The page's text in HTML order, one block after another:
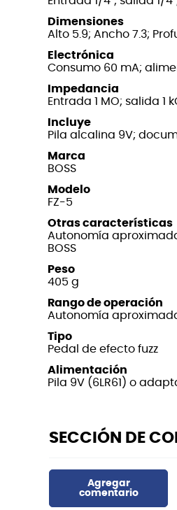
Dimensiones
Alto 5.9; Ancho 7.3;
Electrónica
Consumo 60 mA;
Impedancia
Entrada 1 MO; salida 1
Incluye
Pila alcalina 9V;
Marca
BOSS
Modelo
FZ-5
Otras características
Autonomía
BOSS
Peso
405 g
Rango de operación
Autonomía
Tipo
Pedal de efecto fuzz
Alimentación
Pila 9V (6LR61) o